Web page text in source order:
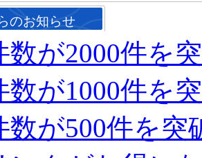
のお知らせ
数が2000件を
数が1000件を
数が500件を突